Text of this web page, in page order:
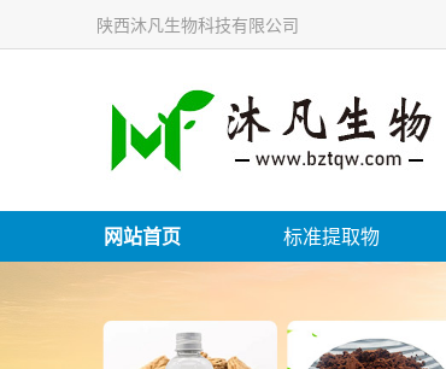
陕西沐凡生物科技有限公司
网站首页 标准提取物